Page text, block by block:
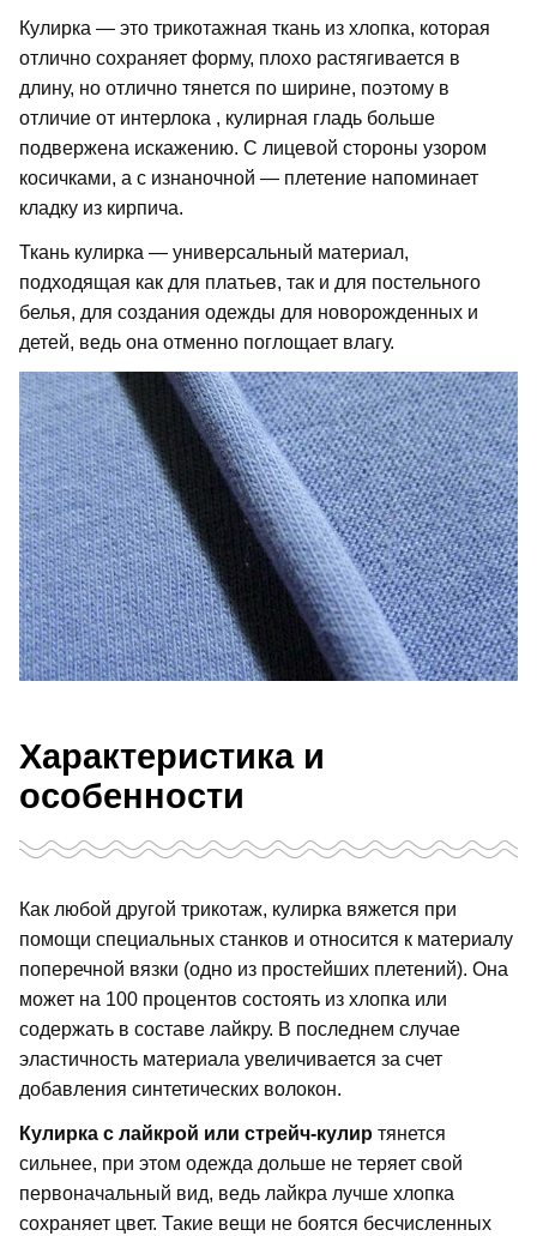
Кулирка — это трикотажная ткань из хлопка, которая
отлично сохраняет форму, плохо растягивается в
длину, но отлично тянется по ширине, поэтому в
отличие от интерлока , кулирная гладь больше
подвержена искажению. С лицевой стороны узором
косичками, а с изнаночной — плетение напоминает
кладку из кирпича.
Ткань кулирка — универсальный материал,
подходящая как для платьев, так и для постельного
белья, для создания одежды для новорожденных и
детей, ведь она отменно поглощает влагу.
Характеристика и
особенности
Как любой другой трикотаж, кулирка вяжется при
помощи специальных станков и относится к материалу
поперечной вязки (одно из простейших плетений). Она
может на 100 процентов состоять из хлопка или
содержать в составе лайкру. В последнем случае
эластичность материала увеличивается за счет
добавления синтетических волокон.
Кулирка с лайкрой или стрейч-кулир тянется
сильнее, при этом одежда дольше не теряет свой
первоначальный вид, ведь лайкра лучше хлопка
сохраняет цвет. Такие вещи не боятся бесчисленных